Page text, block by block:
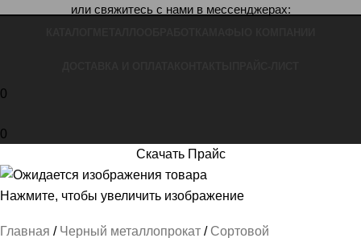
или свяжитесь с нами в мессенджерах:
0
0
Скачать Прайс
Нажмите, чтобы увеличить изображение
Главная Черный металлопрокат
Сортовой